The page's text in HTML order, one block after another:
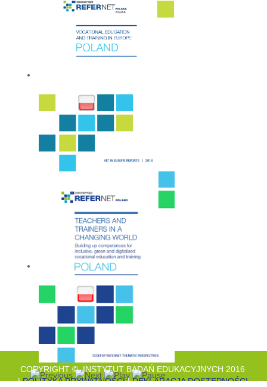
COPYRIGHT © INSTYTUT BADAŃ EDUKACYJNYCH 2016
|POLITYKA PRYWATNOŚCI|DEKLARACJA DOSTĘPNOŚCI